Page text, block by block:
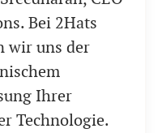
Bei 2Hats
wir uns der
Ihrer
Technologie.